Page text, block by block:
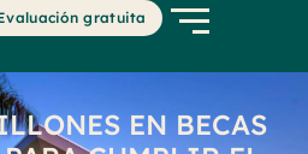
gratuita
EN BECAS